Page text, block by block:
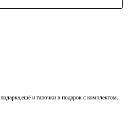
и тапочки в подарок с комплектом.